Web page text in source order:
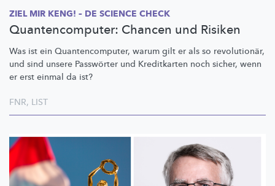
ZIEL MIR KENG! – DE SCIENCE CHECK
Quantencomputer: Chancen und Risiken
Was ist ein Quantencomputer, warum gilt er als so revolutionär,
und sind unsere Passwörter und Kreditkarten noch sicher, wenn
er erst einmal da ist?
FNR, LIST